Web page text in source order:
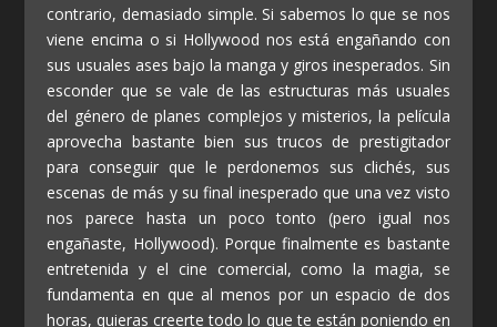
contrario, demasiado simple. Si sabemos lo que se nos
viene encima o si Hollywood nos está engañando con
sus usuales ases bajo la manga y giros inesperados. Sin
esconder que se vale de las estructuras más usuales
del género de planes complejos y misterios, la película
aprovecha bastante bien sus trucos de prestigitador
para conseguir que le perdonemos sus clichés, sus
escenas de más y su final inesperado que una vez visto
nos parece hasta un poco tonto (pero igual nos
engañaste, Hollywood). Porque finalmente es bastante
entretenida y el cine comercial, como la magia, se
fundamenta en que al menos por un espacio de dos
horas, quieras creerte todo lo que te están poniendo en